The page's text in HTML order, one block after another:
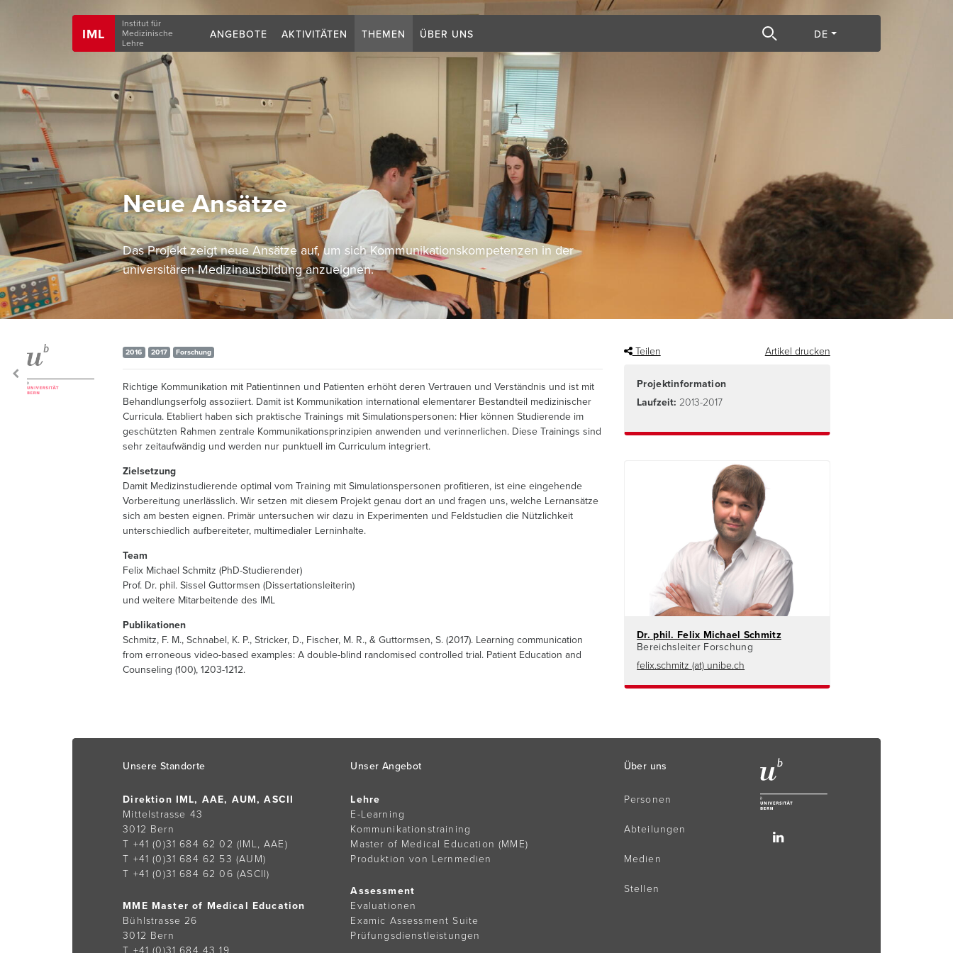
Navigation
IML
Institut für
Medizinische
Lehre
ANGEBOTE AKTIVITÄTEN THEMEN ÜBER UNS
DE
Neue Ansätze
Das Projekt zeigt neue Ansätze auf, um sich Kommunikationskompetenzen in der
universitären Medizinausbildung anzueignen.
2016 2017 Forschung
Richtige Kommunikation mit Patientinnen und Patienten erhöht deren Vertrauen und Verständnis und ist mit
Behandlungserfolg assoziiert. Damit ist Kommunikation international elementarer Bestandteil medizinischer
Curricula. Etabliert haben sich praktische Trainings mit Simulationspersonen: Hier können Studierende im
geschützten Rahmen zentrale Kommunikationsprinzipien anwenden und verinnerlichen. Diese Trainings sind
sehr zeitaufwändig und werden nur punktuell im Curriculum integriert.
Zielsetzung
Damit Medizinstudierende optimal vom Training mit Simulationspersonen profitieren, ist eine eingehende
Vorbereitung unerlässlich. Wir setzen mit diesem Projekt genau dort an und fragen uns, welche Lernansätze
sich am besten eignen. Primär untersuchen wir dazu in Experimenten und Feldstudien die Nützlichkeit
unterschiedlich aufbereiteter, multimedialer Lerninhalte.
Team
Felix Michael Schmitz (PhD-Studierender)
Prof. Dr. phil. Sissel Guttormsen (Dissertationsleiterin)
und weitere Mitarbeitende des IML
Publikationen
Schmitz, F. M., Schnabel, K. P., Stricker, D., Fischer, M. R., & Guttormsen, S. (2017). Learning communication
from erroneous video-based examples: A double-blind randomised controlled trial. Patient Education and
Counseling (100), 1203-1212.
Teilen Artikel drucken
Projektinformation
Laufzeit:2013-2017
Dr. phil. Felix Michael Schmitz
Bereichsleiter Forschung
felix.schmitz (at) unibe.ch
Footer
Unsere Standorte
Direktion IML, AAE, AUM, ASCII
Mittelstrasse 43
3012 Bern
T +41 (0)31 684 62 02 (IML, AAE)
T +41 (0)31 684 62 53 (AUM)
T +41 (0)31 684 62 06 (ASCII)
MME Master of Medical Education
Bühlstrasse 26
3012 Bern
T +41 (0)31 684 43 19
Unser Angebot
Lehre
E-Learning
Kommunikationstraining
Master of Medical Education (MME)
Produktion von Lernmedien
Assessment
Evaluationen
Examic Assessment Suite
Prüfungsdienstleistungen
Über uns
Personen
Abteilungen
Medien
Stellen